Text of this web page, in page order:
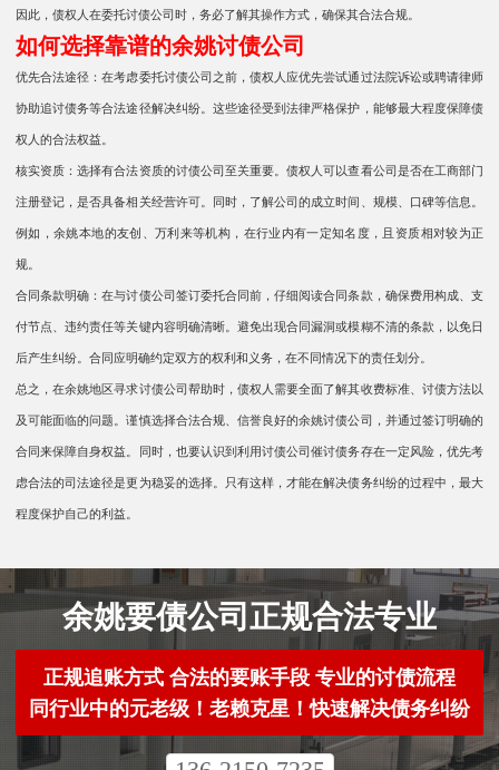
因此，债权人在委托讨债公司时，务必了解其操作方式，确保其合法合规。​​
如何选择靠谱的余姚讨债公司
优先合法途径：在考虑委托讨债公司之前，债权人应优先尝试通过法院诉讼或聘请律师
协助追讨债务等合法途径解决纠纷。这些途径受到法律严格保护，能够最大程度保障债
权人的合法权益。​​​
核实资质：选择有合法资质的讨债公司至关重要。债权人可以查看公司是否在工商部门
注册登记，是否具备相关经营许可。同时，了解公司的成立时间、规模、口碑等信息。
例如，余姚本地的友创、万利来等机构，在行业内有一定知名度，且资质相对较为正
规。​​
合同条款明确：在与讨债公司签订委托合同前，仔细阅读合同条款，确保费用构成、支
付节点、违约责任等关键内容明确清晰。避免出现合同漏洞或模糊不清的条款，以免日
后产生纠纷。合同应明确约定双方的权利和义务，在不同情况下的责任划分。​​
总之，在余姚地区寻求讨债公司帮助时，债权人需要全面了解其收费标准、讨债方法以
及可能面临的问题。谨慎选择合法合规、信誉良好的余姚讨债公司，并通过签订明确的
合同来保障自身权益。同时，也要认识到利用讨债公司催讨债务存在一定风险，优先考
虑合法的司法途径是更为稳妥的选择。只有这样，才能在解决债务纠纷的过程中，最大
程度保护自己的利益。
余姚要债公司正规合法专业
正规追账方式 合法的要账手段 专业的讨债流程
同行业中的元老级！老赖克星！快速解决债务纠纷